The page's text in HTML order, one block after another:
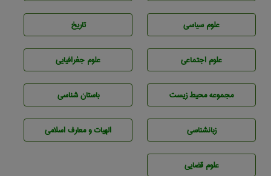
علوم سياسی تاريخ
علوم اجتماعی علوم جغرافيايی
مجموعه محيط زيست باستان شناسی
زبانشناسی الهیات و معارف اسلامی
علوم قضایی